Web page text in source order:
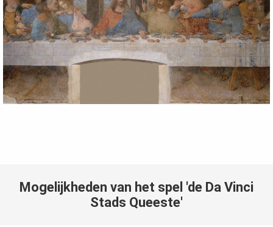
Mogelijkheden van het spel 'de Da Vinci
Stads Queeste'